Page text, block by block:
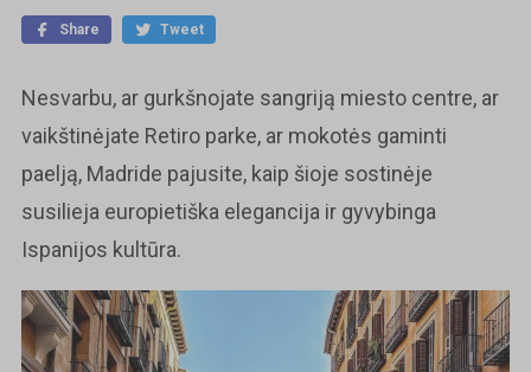
Share Tweet
Nesvarbu, ar gurkšnojate sangriją miesto centre, ar
vaikštinėjate Retiro parke, ar mokotės gaminti
paelją, Madride pajusite, kaip šioje sostinėje
susilieja europietiška elegancija ir gyvybinga
Ispanijos kultūra.